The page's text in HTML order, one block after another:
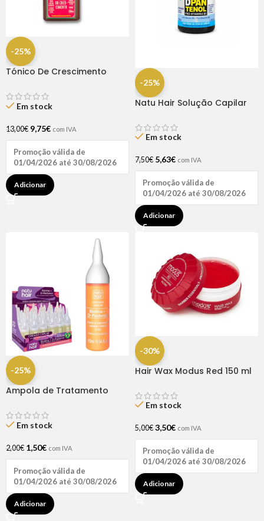
-25%
Tónico De Crescimento
Em stock
13,00€ 9,75€ com IVA
Promoção válida de
01/04/2026 até 30/08/2026
Adicionar
-25%
Natu Hair Solução Capilar
Em stock
7,50€ 5,63€ com IVA
Promoção válida de
01/04/2026 até 30/08/2026
Adicionar
-25%
Ampola de Tratamento
Hair (1 UNIDADE)
Em stock
2,00€ 1,50€ com IVA
Promoção válida de
01/04/2026 até 30/08/2026
Adicionar
-30%
Hair Wax Modus Red 150 ml
Em stock
5,00€ 3,50€ com IVA
Promoção válida de
01/04/2026 até 30/08/2026
Adicionar